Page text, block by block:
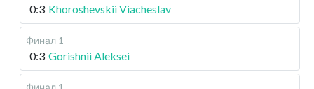
0:3 Khoroshevskii Viacheslav
Финал 1
0:3 Gorishnii Aleksei